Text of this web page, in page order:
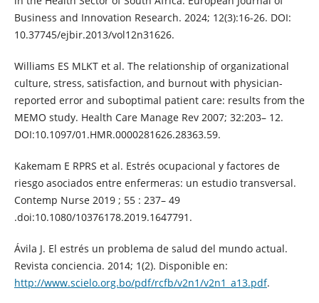
Business and Innovation Research. 2024; 12(3):16-26. DOI:
10.37745/ejbir.2013/vol12n31626.
Williams ES MLKT et al. The relationship of organizational
culture, stress, satisfaction, and burnout with physician-
reported error and suboptimal patient care: results from the
MEMO study. Health Care Manage Rev 2007; 32:203– 12.
DOI:10.1097/01.HMR.0000281626.28363.59.
Kakemam E RPRS et al. Estrés ocupacional y factores de
riesgo asociados entre enfermeras: un estudio transversal.
Contemp Nurse 2019 ; 55 : 237– 49
.doi:10.1080/10376178.2019.1647791.
Ávila J. El estrés un problema de salud del mundo actual.
Revista conciencia. 2014; 1(2). Disponible en:
http://www.scielo.org.bo/pdf/rcfb/v2n1/v2n1_a13.pdf.